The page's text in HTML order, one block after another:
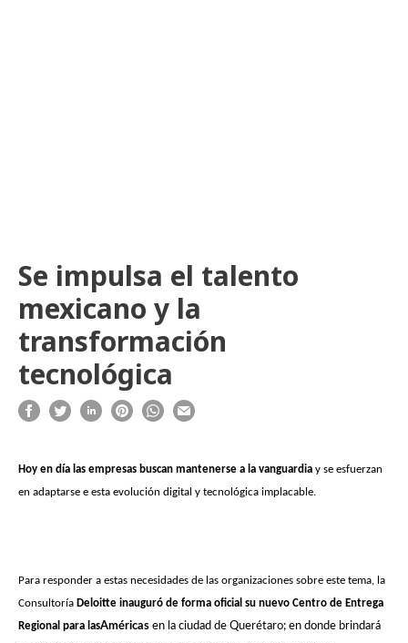
Se impulsa el talento
mexicano y la
transformación
tecnológica
Hoy en día las empresas buscan mantenerse a la vanguardia y se esfuerzan
en adaptarse e esta evolución digital y tecnológica implacable.
Para responder a estas necesidades de las organizaciones sobre este tema, la
Consultoría Deloitte inauguró de forma oficial su nuevo Centro de Entrega
Regional para lasAméricas en la ciudad de Querétaro; en donde brindará